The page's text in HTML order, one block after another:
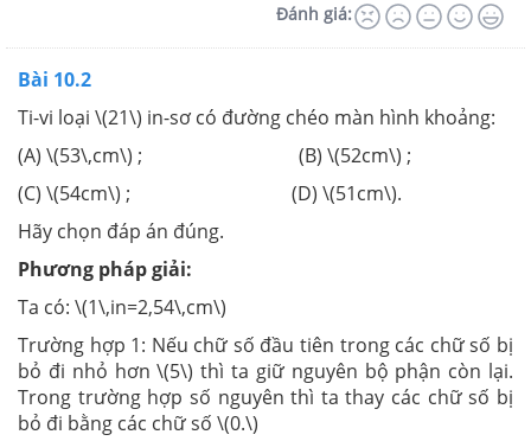
Đánh giá:
Bài 10.2
Ti-vi loại \(21\) in-sơ có đường chéo màn hình khoảng:
(A) \(53\,cm\) ; (B) \(52cm\) ;
(C) \(54cm\) ; (D) \(51cm\).
Hãy chọn đáp án đúng.
Phương pháp giải:
Ta có: \(1\,in=2,54\,cm\)
Trường hợp 1: Nếu chữ số đầu tiên trong các chữ số bị
bỏ đi nhỏ hơn \(5\) thì ta giữ nguyên bộ phận còn lại.
Trong trường hợp số nguyên thì ta thay các chữ số bị
bỏ đi bằng các chữ số \(0.\)